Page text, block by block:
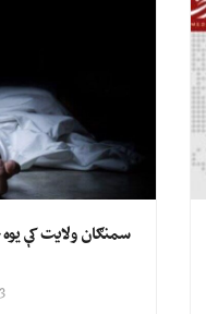
سمنګان ولایت کې
13